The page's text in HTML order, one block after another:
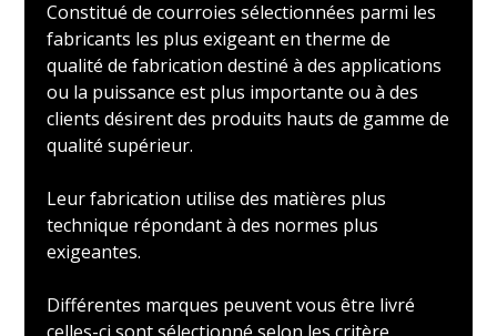
Constitué de courroies sélectionnées parmi les
fabricants les plus exigeant en therme de
qualité de fabrication destiné à des applications
ou la puissance est plus importante ou à des
clients désirent des produits hauts de gamme de
qualité supérieur.
Leur fabrication utilise des matières plus
technique répondant à des normes plus
exigeantes.
Différentes marques peuvent vous être livré